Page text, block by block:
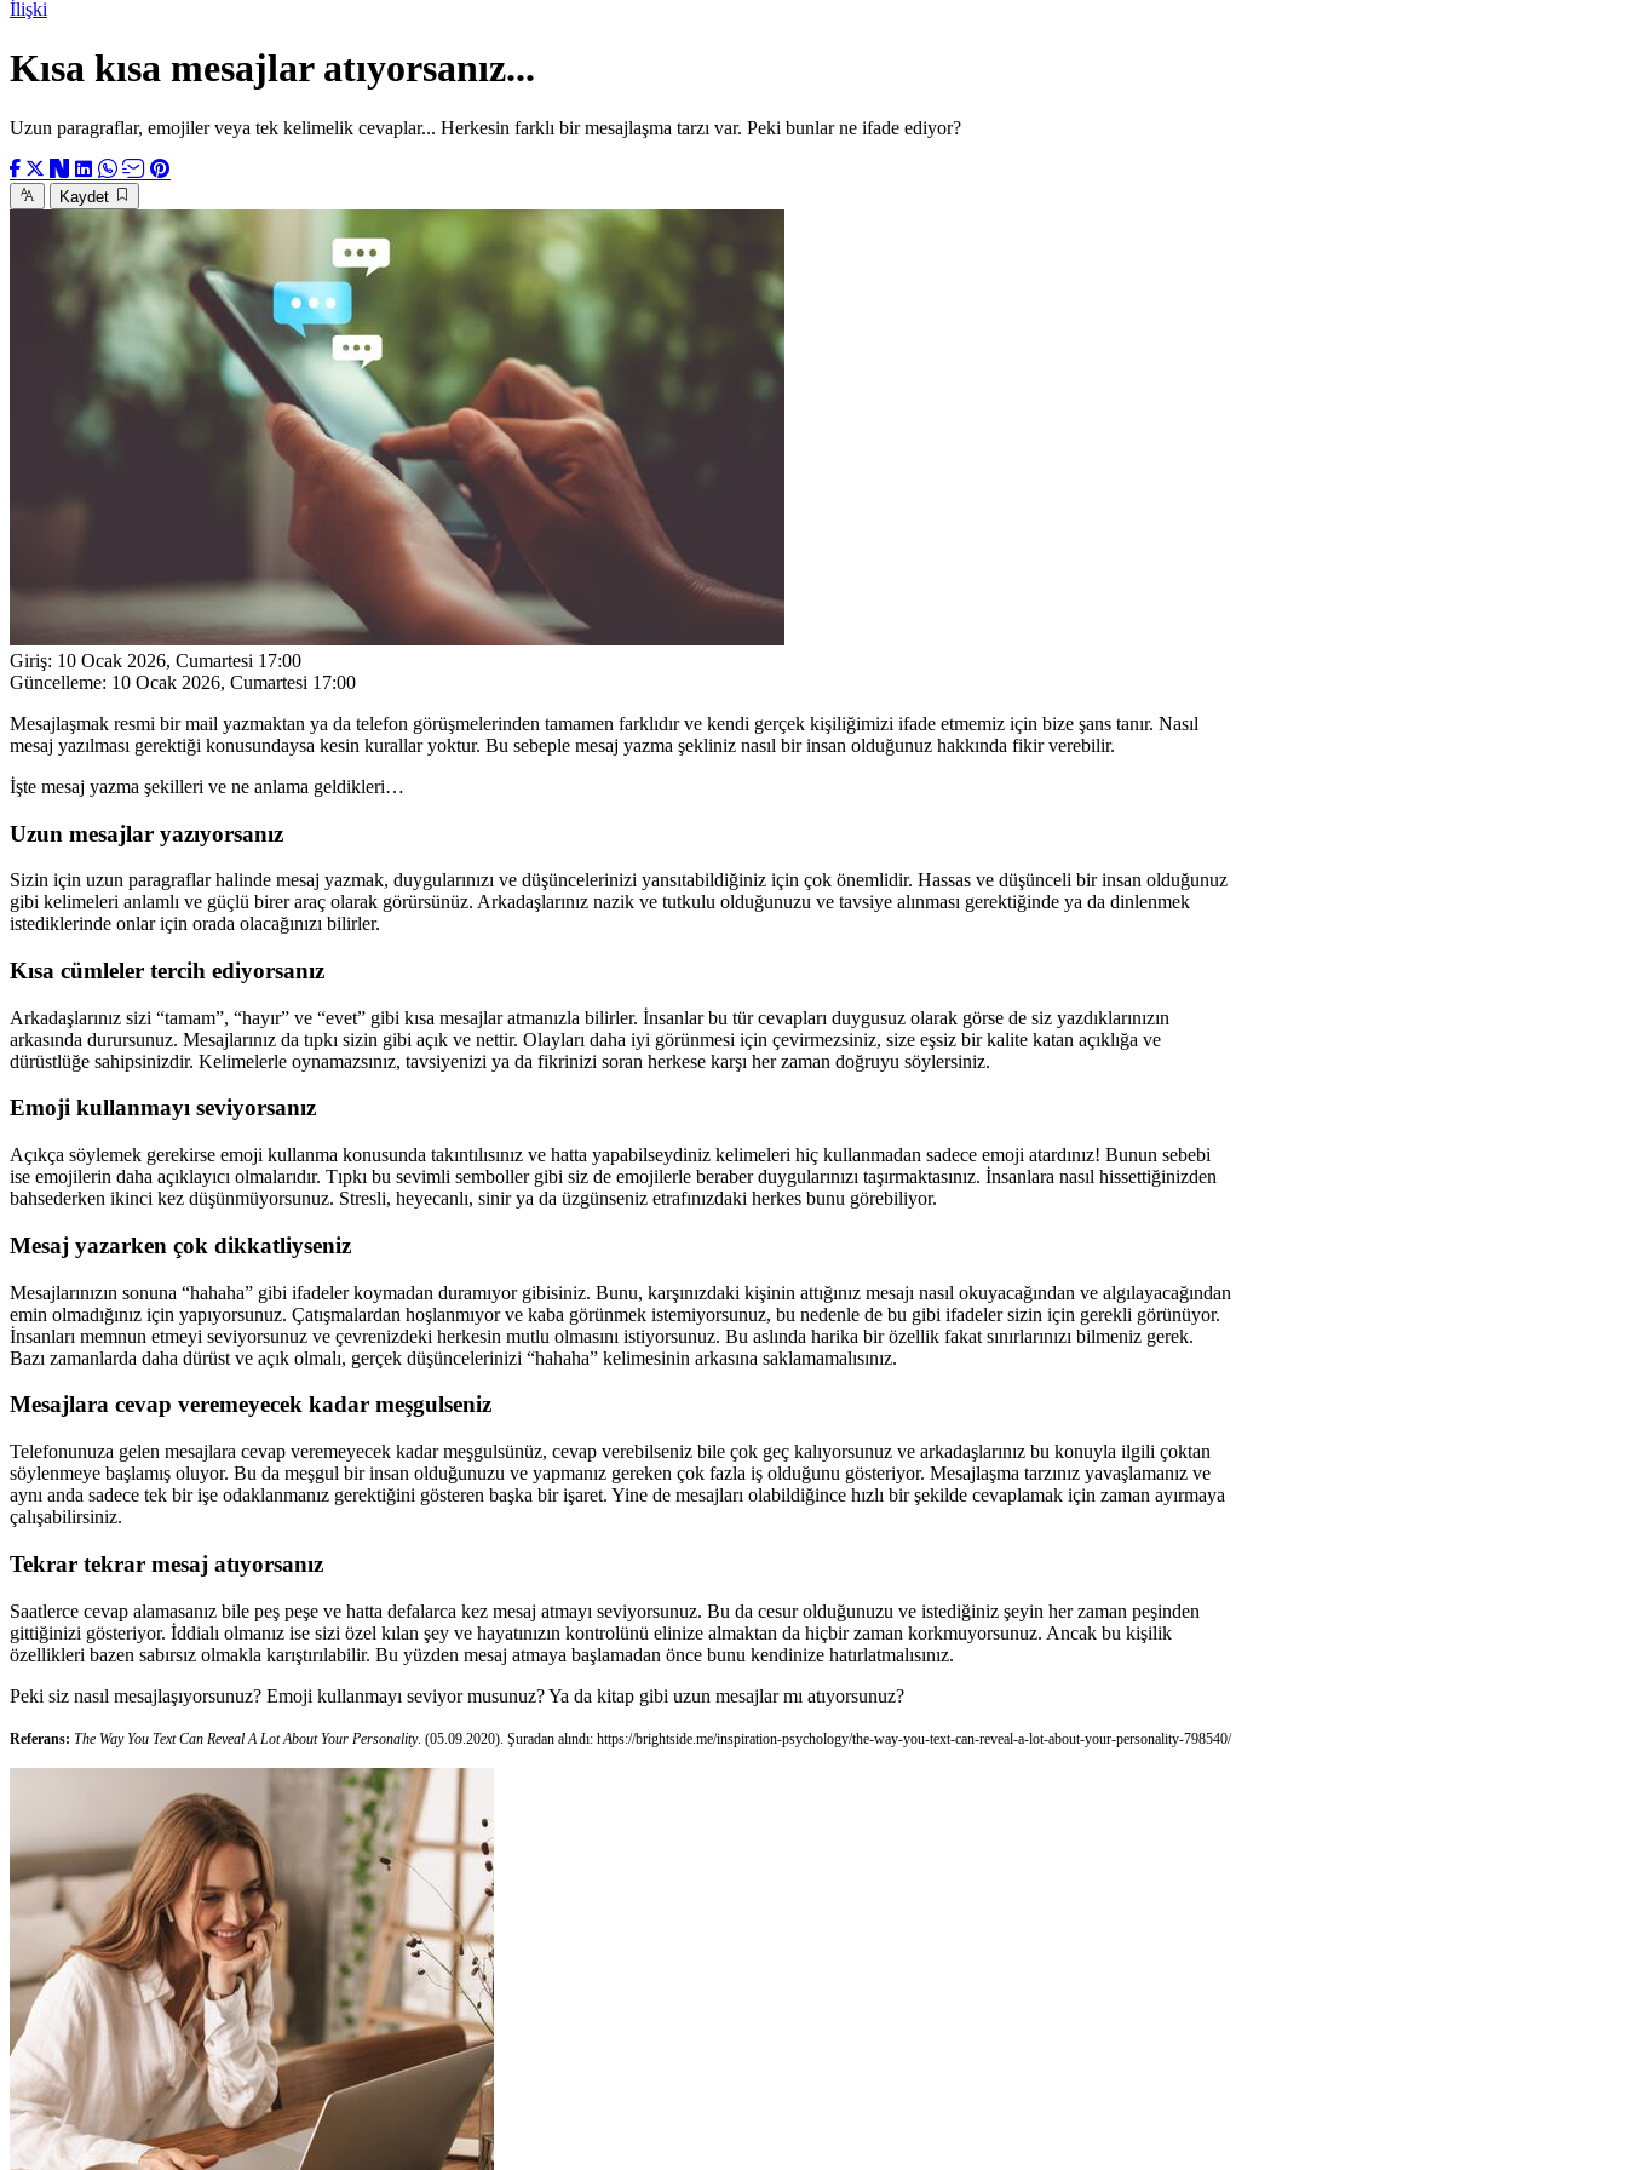
İlişki
Kısa kısa mesajlar atıyorsanız...
Uzun paragraflar, emojiler veya tek kelimelik cevaplar... Herkesin farklı bir mesajlaşma tarzı var. Peki bunlar ne ifade ediyor?
Kaydet
Giriş: 10 Ocak 2026, Cumartesi 17:00
Güncelleme: 10 Ocak 2026, Cumartesi 17:00
Mesajlaşmak resmi bir mail yazmaktan ya da telefon görüşmelerinden tamamen farklıdır ve kendi gerçek kişiliğimizi ifade etmemiz için bize şans tanır. Nasıl
mesaj yazılması gerektiği konusundaysa kesin kurallar yoktur. Bu sebeple mesaj yazma şekliniz nasıl bir insan olduğunuz hakkında fikir verebilir.
İşte mesaj yazma şekilleri ve ne anlama geldikleri…
Uzun mesajlar yazıyorsanız
Sizin için uzun paragraflar halinde mesaj yazmak, duygularınızı ve düşüncelerinizi yansıtabildiğiniz için çok önemlidir. Hassas ve düşünceli bir insan olduğunuz
gibi kelimeleri anlamlı ve güçlü birer araç olarak görürsünüz. Arkadaşlarınız nazik ve tutkulu olduğunuzu ve tavsiye alınması gerektiğinde ya da dinlenmek
istediklerinde onlar için orada olacağınızı bilirler.
Kısa cümleler tercih ediyorsanız
Arkadaşlarınız sizi “tamam”, “hayır” ve “evet” gibi kısa mesajlar atmanızla bilirler. İnsanlar bu tür cevapları duygusuz olarak görse de siz yazdıklarınızın
arkasında durursunuz. Mesajlarınız da tıpkı sizin gibi açık ve nettir. Olayları daha iyi görünmesi için çevirmezsiniz, size eşsiz bir kalite katan açıklığa ve
dürüstlüğe sahipsinizdir. Kelimelerle oynamazsınız, tavsiyenizi ya da fikrinizi soran herkese karşı her zaman doğruyu söylersiniz.
Emoji kullanmayı seviyorsanız
Açıkça söylemek gerekirse emoji kullanma konusunda takıntılısınız ve hatta yapabilseydiniz kelimeleri hiç kullanmadan sadece emoji atardınız! Bunun sebebi
ise emojilerin daha açıklayıcı olmalarıdır. Tıpkı bu sevimli semboller gibi siz de emojilerle beraber duygularınızı taşırmaktasınız. İnsanlara nasıl hissettiğinizden
bahsederken ikinci kez düşünmüyorsunuz. Stresli, heyecanlı, sinir ya da üzgünseniz etrafınızdaki herkes bunu görebiliyor.
Mesaj yazarken çok dikkatliyseniz
Mesajlarınızın sonuna “hahaha” gibi ifadeler koymadan duramıyor gibisiniz. Bunu, karşınızdaki kişinin attığınız mesajı nasıl okuyacağından ve algılayacağından
emin olmadığınız için yapıyorsunuz. Çatışmalardan hoşlanmıyor ve kaba görünmek istemiyorsunuz, bu nedenle de bu gibi ifadeler sizin için gerekli görünüyor.
İnsanları memnun etmeyi seviyorsunuz ve çevrenizdeki herkesin mutlu olmasını istiyorsunuz. Bu aslında harika bir özellik fakat sınırlarınızı bilmeniz gerek.
Bazı zamanlarda daha dürüst ve açık olmalı, gerçek düşüncelerinizi “hahaha” kelimesinin arkasına saklamamalısınız.
Mesajlara cevap veremeyecek kadar meşgulseniz
Telefonunuza gelen mesajlara cevap veremeyecek kadar meşgulsünüz, cevap verebilseniz bile çok geç kalıyorsunuz ve arkadaşlarınız bu konuyla ilgili çoktan
söylenmeye başlamış oluyor. Bu da meşgul bir insan olduğunuzu ve yapmanız gereken çok fazla iş olduğunu gösteriyor. Mesajlaşma tarzınız yavaşlamanız ve
aynı anda sadece tek bir işe odaklanmanız gerektiğini gösteren başka bir işaret. Yine de mesajları olabildiğince hızlı bir şekilde cevaplamak için zaman ayırmaya
çalışabilirsiniz.
Tekrar tekrar mesaj atıyorsanız
Saatlerce cevap alamasanız bile peş peşe ve hatta defalarca kez mesaj atmayı seviyorsunuz. Bu da cesur olduğunuzu ve istediğiniz şeyin her zaman peşinden
gittiğinizi gösteriyor. İddialı olmanız ise sizi özel kılan şey ve hayatınızın kontrolünü elinize almaktan da hiçbir zaman korkmuyorsunuz. Ancak bu kişilik
özellikleri bazen sabırsız olmakla karıştırılabilir. Bu yüzden mesaj atmaya başlamadan önce bunu kendinize hatırlatmalısınız.
Peki siz nasıl mesajlaşıyorsunuz? Emoji kullanmayı seviyor musunuz? Ya da kitap gibi uzun mesajlar mı atıyorsunuz?
Referans: The Way You Text Can Reveal A Lot About Your Personality. (05.09.2020). Şuradan alındı: https://brightside.me/inspiration-psychology/the-way-you-text-can-reveal-a-lot-about-your-personality-798540/